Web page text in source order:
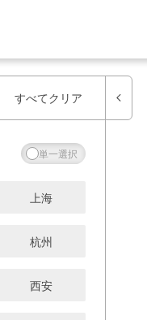
すべてクリア
上海
杭州
西安